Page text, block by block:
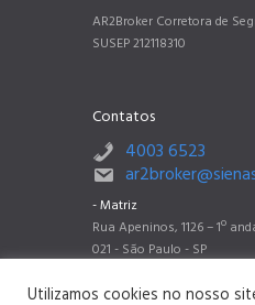
AR2Broker Corretora de
SUSEP 212118310
Contatos
4003 6523
- Matriz
Rua Apeninos, 1126 – 1º
021 - São Paulo - SP
Rua dos Timbiras, 2788
Utilizamos cookies no nosso